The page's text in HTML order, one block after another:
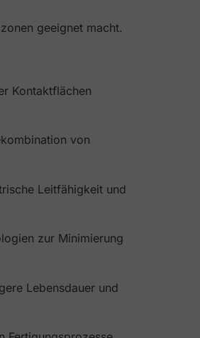
geeignet macht.
Kontaktflächen
von
Leitfähigkeit und
zur Minimierung
Lebensdauer und